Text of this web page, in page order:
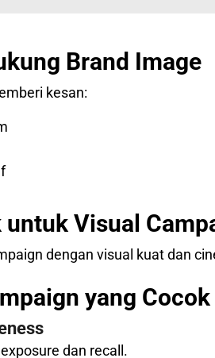
Brand Image
kesan:
untuk Visual
dengan visual kuat dan
yang
dan recall.